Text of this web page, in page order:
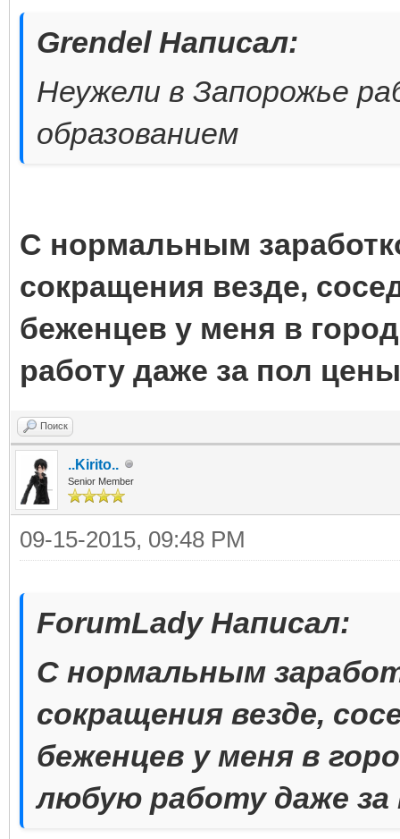
Grendel Написал:
Неужели в Запорожье
образованием
С нормальным
сокращения везде,
беженцев у меня в
работу даже за пол цены
Поиск
..Kirito..
Senior Member
09-15-2015, 09:48 PM
ForumLady Написал:
С нормальным
сокращения везде,
беженцев у меня в
любую работу даже за